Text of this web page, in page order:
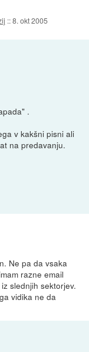
::8. okt 2005
.
v kakšni pisni ali
na predavanju.
Ne pa da vsaka
razne email
slednjih sektorjev.
vidika ne da